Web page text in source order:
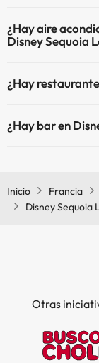
¿Hay aire
Disney Sequoia
comunes.
¿Hay
¿Hay bar en
Inicio Francia
Disney Sequoia
Otras